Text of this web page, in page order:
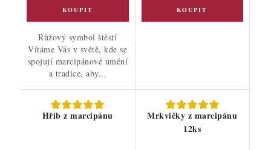
Růžový symbol štěstí
Vítáme Vás v světě, kde se
spojují marcipánové umění
a tradice, aby...
Hřib z marcipánu
Mrkvičky z marcipánu
12ks